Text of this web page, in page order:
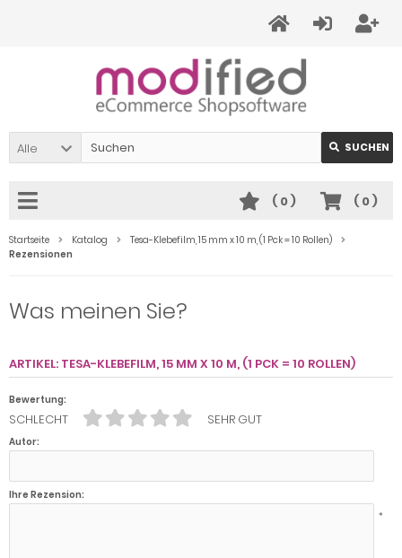
Alle SUCHEN
( 0)
( 0)
Startseite Katalog
Tesa-Klebefilm, 15 mm x 10 m, (1 Pck = 10 Rollen)
Rezensionen
Was meinen Sie?
ARTIKEL: TESA-KLEBEFILM, 15 MM X 10 M, (1 PCK = 10 ROLLEN)
Bewertung:
SCHLECHT SEHR GUT
Autor:
Ihre Rezension:
*